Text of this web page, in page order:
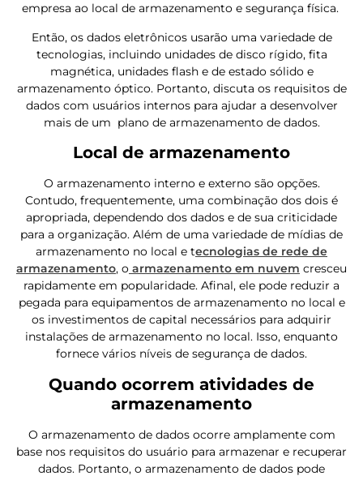
empresa ao local de armazenamento e segurança física.
Então, os dados eletrônicos usarão uma variedade de
tecnologias, incluindo unidades de disco rígido, fita
magnética, unidades flash e de estado sólido e
armazenamento óptico. Portanto, discuta os requisitos de
dados com usuários internos para ajudar a desenvolver
mais de um plano de armazenamento de dados.
Local de armazenamento
O armazenamento interno e externo são opções.
Contudo, frequentemente, uma combinação dos dois é
apropriada, dependendo dos dados e de sua criticidade
para a organização. Além de uma variedade de mídias de
armazenamento no local e tecnologias de rede de
armazenamento, o armazenamento em nuvem cresceu
rapidamente em popularidade. Afinal, ele pode reduzir a
pegada para equipamentos de armazenamento no local e
os investimentos de capital necessários para adquirir
instalações de armazenamento no local. Isso, enquanto
fornece vários níveis de segurança de dados.
Quando ocorrem atividades de
armazenamento
O armazenamento de dados ocorre amplamente com
base nos requisitos do usuário para armazenar e recuperar
dados. Portanto, o armazenamento de dados pode